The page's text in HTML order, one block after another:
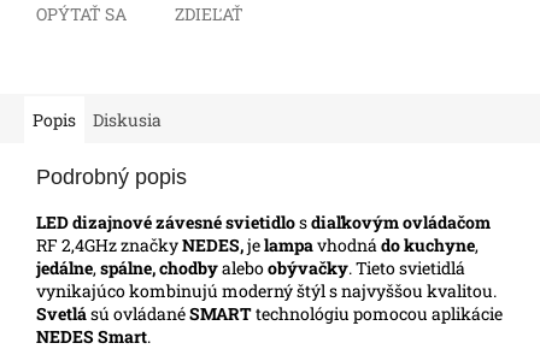
OPÝTAŤ SA ZDIEĽAŤ
Popis Diskusia
Podrobný popis
LED dizajnové závesné svietidlosdiaľkovým ovládačom
RF 2,4GHz značkyNEDES,jelampavhodnádo kuchyne,
jedálne,spálne, chodbyaleboobývačky. Tieto svietidlá
vynikajúco kombinujú moderný štýl s najvyššou kvalitou.
Svetlású ovládanéSMARTtechnológiu pomocou aplikácie
NEDES Smart.